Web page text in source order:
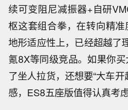
续可变阻尼减振器+自研
枢这套组合拳，在转向精
地形适应性上，已经超越了
氪8X等同级竞品。如果你
了坐人拉货，还想要“大车
感，ES8五座版值得认真考虑